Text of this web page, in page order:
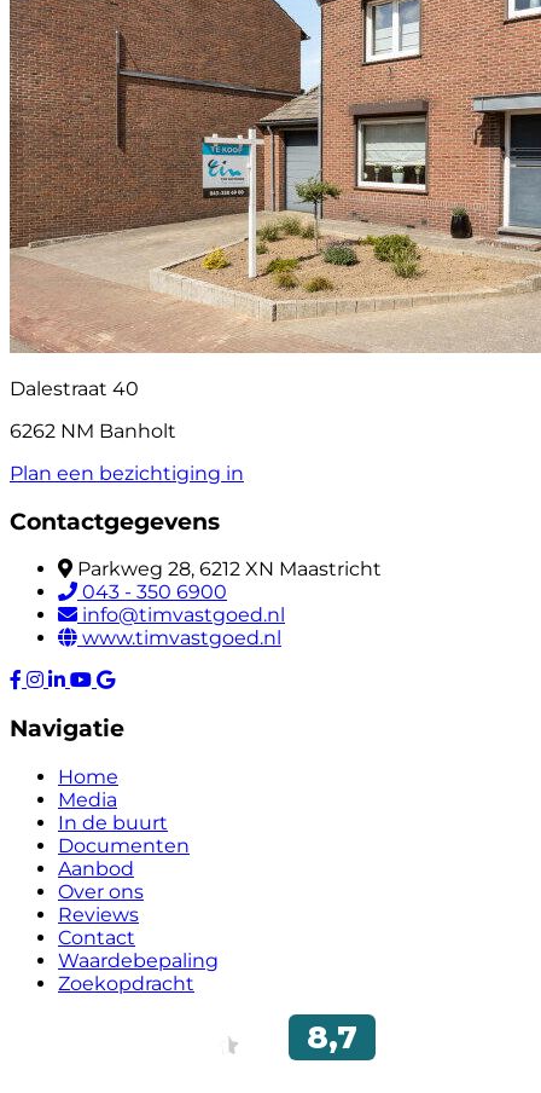
Dalestraat 40
6262 NM Banholt
Plan een bezichtiging in
Contactgegevens
Parkweg 28, 6212 XN Maastricht
043 - 350 6900
info@timvastgoed.nl
www.timvastgoed.nl
Navigatie
Home
Media
In de buurt
Documenten
Aanbod
Over ons
Reviews
Contact
Waardebepaling
Zoekopdracht